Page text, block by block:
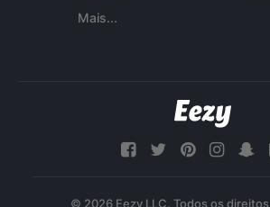
Mais...
© 2026 Eezy LLC. Todos os